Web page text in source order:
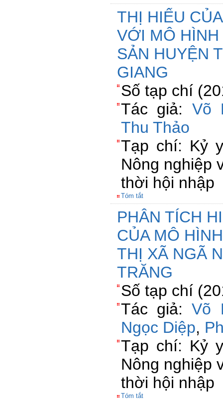
THỊ HIẾU
VỚI MÔ
SẢN HUYỆN
GIANG
Số tạp chí
Tác giả: Võ
Thu Thảo
Tạp chí: Kỷ
Nông nghiệp
thời hội nhập
Tóm tắt
PHÂN TÍCH
CỦA MÔ
THỊ XÃ NGÃ
TRĂNG
Số tạp chí
Tác giả:Võ
Ngọc Diệp,
Tạp chí: Kỷ
Nông nghiệp
thời hội nhập
Tóm tắt